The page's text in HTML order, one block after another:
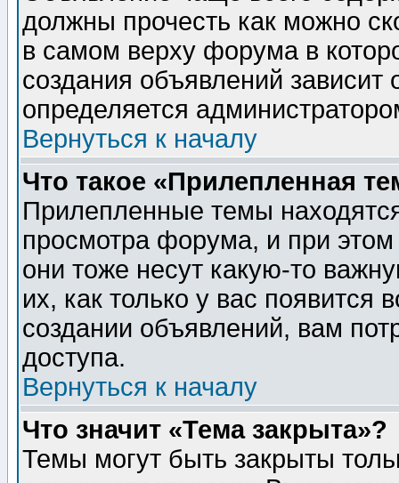
должны прочесть как можно
в самом верху форума в
создания объявлений зависит
определяется
Вернуться к началу
Что такое «Прилепленная
Прилепленные темы
просмотра форума, и при
они тоже несут какую-то
их, как только у вас появится
создании объявлений, вам
доступа.
Вернуться к началу
Что значит «Тема закрыта»?
Темы могут быть закрыты